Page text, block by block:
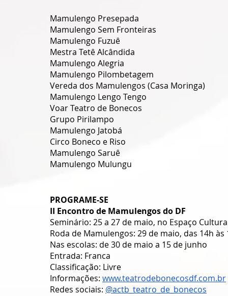
Mamulengo Presepada
Mamulengo Sem Fronteiras
Mamulengo Fuzuê
Mestra Tetê Alcândida
Mamulengo Alegria
Mamulengo Pilombetagem
Vereda dos Mamulengos (Casa Moringa)
Mamulengo Lengo Tengo
Voar Teatro de Bonecos
Grupo Pirilampo
Mamulengo Jatobá
Circo Boneco e Riso
Mamulengo Saruê
Mamulengo Mulungu
PROGRAME-SE
II Encontro de Mamulengos do DF
Seminário: 25 a 27 de maio, no Espaço
Roda de Mamulengos: 29 de maio, das 14h às
Nas escolas: de 30 de maio a 15 de junho
Entrada: Franca
Classificação: Livre
Informações: www.teatrodebonecosdf.com.br
Redes sociais: @actb_teatro_de_bonecos